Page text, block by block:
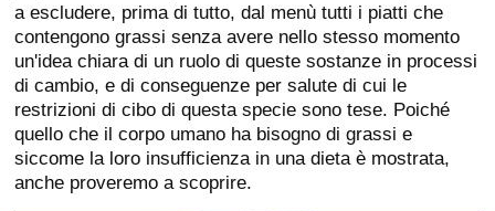
a escludere, prima di tutto, dal menù tutti i piatti che
contengono grassi senza avere nello stesso momento
un'idea chiara di un ruolo di queste sostanze in processi
di cambio, e di conseguenze per salute di cui le
restrizioni di cibo di questa specie sono tese. Poiché
quello che il corpo umano ha bisogno di grassi e
siccome la loro insufficienza in una dieta è mostrata,
anche proveremo a scoprire.